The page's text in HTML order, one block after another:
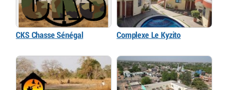
CKS Chasse Sénégal Complexe Le Kyzito